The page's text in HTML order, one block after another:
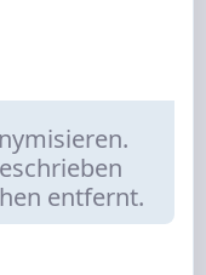
entfernt.